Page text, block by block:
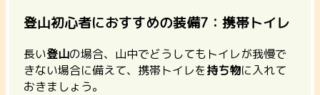
登山初心者におすすめの装備7：携帯トイレ
長い登山の場合、山中でどうしてもトイレが我慢で
きない場合に備えて、携帯トイレを持ち物に入れて
おきましょう。